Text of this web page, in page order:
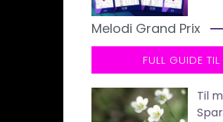
Melodi Grand Prix
FULL GUIDE
Til